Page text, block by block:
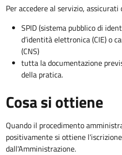
Per accedere al servizio, assicurati
SPID (sistema pubblico di
d’identità elettronica (CIE) o
(CNS)
tutta la documentazione
della pratica.
Cosa si ottiene
Quando il procedimento
positivamente si ottiene
dall'Amministrazione.